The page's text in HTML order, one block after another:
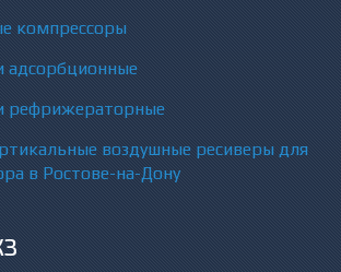
компрессоры
адсорбционные
рефрижераторные
воздушные ресиверы для
в Ростове-на-Дону